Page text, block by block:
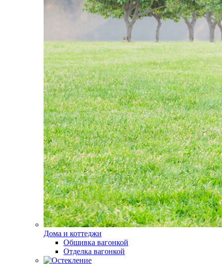
Дома и коттеджи
Обшивка вагонкой
Отделка вагонкой